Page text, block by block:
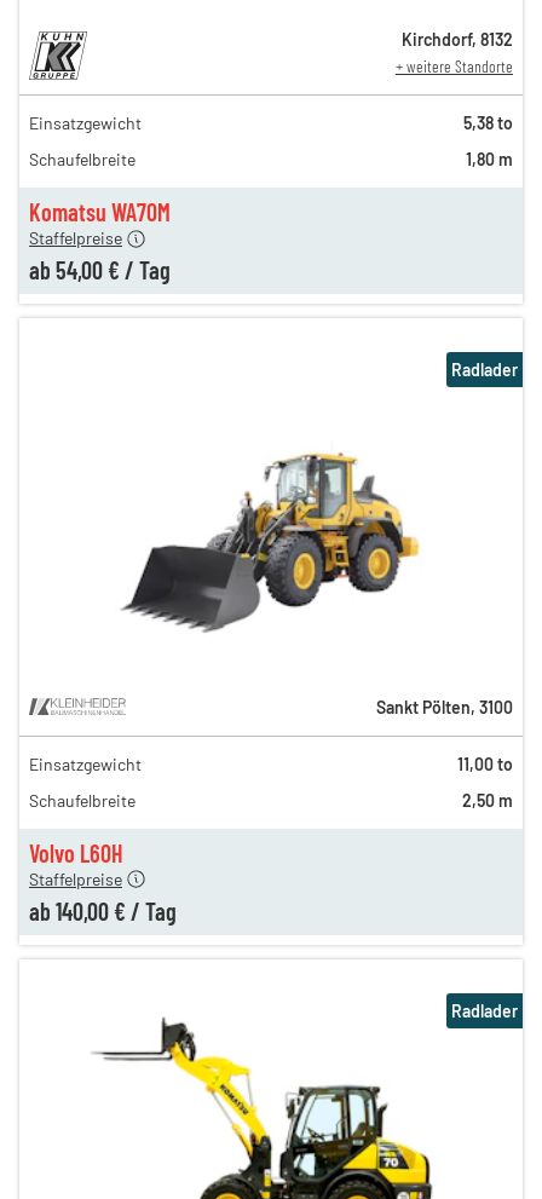
Komatsu WA70M
221,00 €
142,00 €
Staffelpreise
ab 54,00 € / Tag
Kirchdorf, 8132
+ weitere Standorte
Einsatzgewicht
5,38 to
Schaufelbreite
1,80 m
Volvo L60H
250,00 €
170,00 €
Staffelpreise
ab 140,00 € / Tag
Radlader
Sankt Pölten, 3100
Einsatzgewicht
11,00 to
Schaufelbreite
2,50 m
Radlader